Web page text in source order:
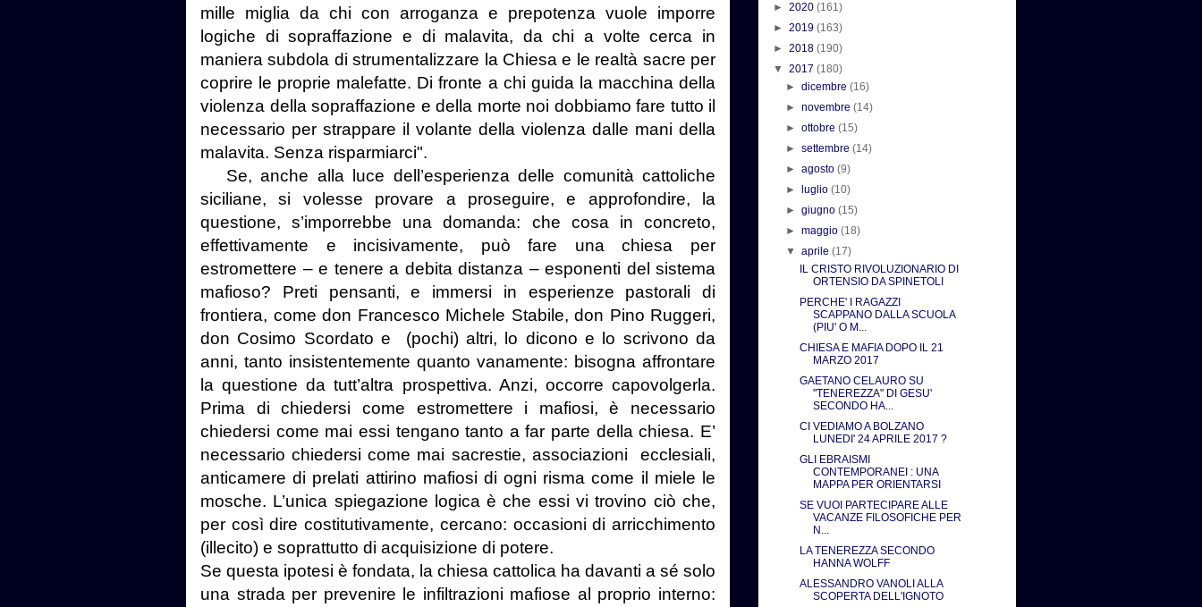
mille miglia da chi con arroganza e prepotenza vuole imporre
logiche di sopraffazione e di malavita, da chi a volte cerca in
maniera subdola di strumentalizzare la Chiesa e le realtà sacre per
coprire le proprie malefatte. Di fronte a chi guida la macchina della
violenza della sopraffazione e della morte noi dobbiamo fare tutto il
necessario per strappare il volante della violenza dalle mani della
malavita. Senza risparmiarci".
Se, anche alla luce dell’esperienza delle comunità cattoliche
siciliane, si volesse provare a proseguire, e approfondire, la
questione, s’imporrebbe una domanda: che cosa in concreto,
effettivamente e incisivamente, può fare una chiesa per
estromettere – e tenere a debita distanza – esponenti del sistema
mafioso? Preti pensanti, e immersi in esperienze pastorali di
frontiera, come don Francesco Michele Stabile, don Pino Ruggeri,
don Cosimo Scordato e
(pochi) altri, lo dicono e lo scrivono da
anni, tanto insistentemente quanto vanamente: bisogna affrontare
la questione da tutt’altra prospettiva. Anzi, occorre capovolgerla.
Prima di chiedersi come estromettere i mafiosi, è necessario
chiedersi come mai essi tengano tanto a far parte della chiesa. E’
necessario chiedersi come mai sacrestie, associazioni
ecclesiali,
anticamere di prelati attirino mafiosi di ogni risma come il miele le
mosche. L’unica spiegazione logica è che essi vi trovino ciò che,
per così dire costitutivamente, cercano: occasioni di arricchimento
(illecito) e soprattutto di acquisizione di potere.
Se questa ipotesi è fondata, la chiesa cattolica ha davanti a sé solo
una strada per prevenire le infiltrazioni mafiose al proprio interno:
► 2020 (161)
► 2019 (163)
► 2018 (190)
▼ 2017 (180)
►dicembre(16)
►novembre(14)
►ottobre(15)
►settembre(14)
►agosto(9)
►
luglio(10)
►giugno(15)
►maggio(18)
▼aprile(17)
IL CRISTO RIVOLUZIONARIO DI
ORTENSIO DA SPINETOLI
PERCHE' I RAGAZZI
SCAPPANO DALLA SCUOLA
(PIU' O M...
CHIESA E MAFIA DOPO IL 21
MARZO 2017
GAETANO CELAURO SU
"TENEREZZA" DI GESU'
SECONDO HA...
CI VEDIAMO A BOLZANO
LUNEDI' 24 APRILE 2017 ?
GLI EBRAISMI
CONTEMPORANEI : UNA
MAPPA PER ORIENTARSI
SE VUOI PARTECIPARE ALLE
VACANZE FILOSOFICHE PER
N...
LA TENEREZZA SECONDO
HANNA WOLFF
ALESSANDRO VANOLI ALLA
SCOPERTA DELL'IGNOTO